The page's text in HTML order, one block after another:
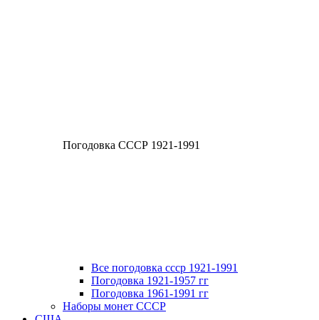
Погодовка СССР 1921-1991
Все погодовка ссср 1921-1991
Погодовка 1921-1957 гг
Погодовка 1961-1991 гг
Наборы монет СССР